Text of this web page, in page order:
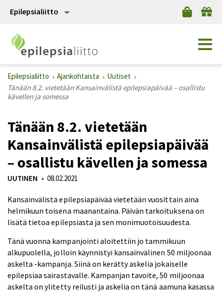
Epilepsialiitto
Epilepsialiitto Ajankohtaista
Uutiset
Tänään 8.2. vietetään Kansainvälistä epilepsiapäivää – osallistu
kävellen ja somessa
Tänään 8.2. vietetään
Kansainvälistä epilepsiapäivää
– osallistu kävellen ja somessa
UUTINEN 08.02.2021
Kansainvälistä epilepsiapäivää vietetään vuosittain aina
helmikuun toisena maanantaina. Päivän tarkoituksena on
lisätä tietoa epilepsiasta ja sen monimuotoisuudesta.
Tänä vuonna kampanjointi aloitettiin jo tammikuun
alkupuolella, jolloin käynnistyi kansainvälinen 50 miljoonaa
askelta -kampanja. Siinä on kerätty askelia jokaiselle
epilepsiaa sairastavalle. Kampanjan tavoite, 50 miljoonaa
askelta on ylitetty reilusti ja askelia on tänä aamuna kasassa